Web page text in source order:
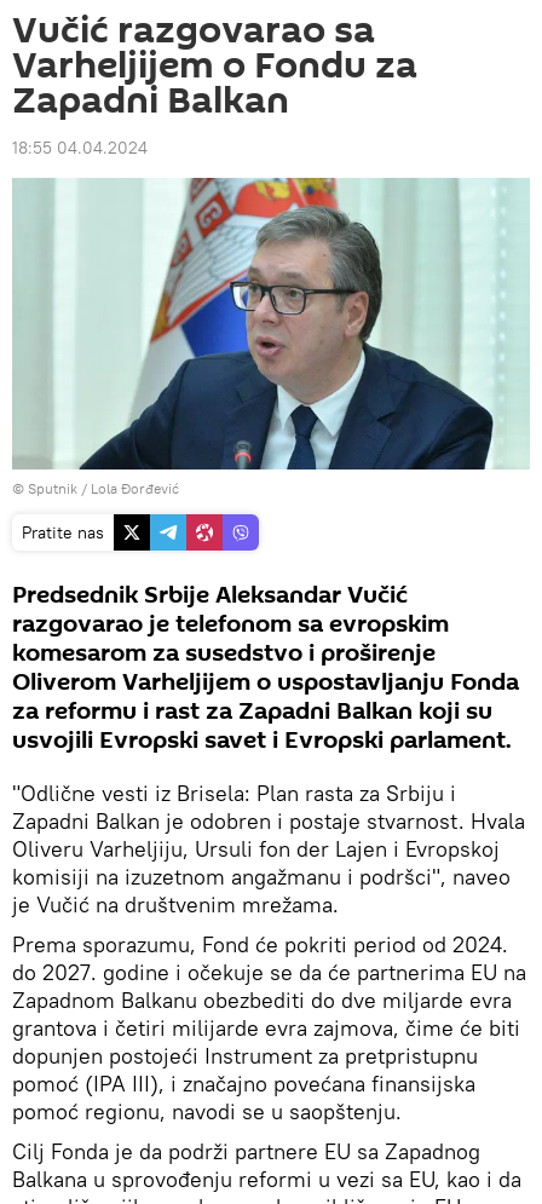
Vučić razgovarao sa
Varheljijem o Fondu za
Zapadni Balkan
18:55 04.04.2024
© Sputnik / Lola Đorđević
Pratite nas
Predsednik Srbije Aleksandar Vučić
razgovarao je telefonom sa evropskim
komesarom za susedstvo i proširenje
Oliverom Varheljijem o uspostavljanju Fonda
za reformu i rast za Zapadni Balkan koji su
usvojili Evropski savet i Evropski parlament.
"Odlične vesti iz Brisela: Plan rasta za Srbiju i
Zapadni Balkan je odobren i postaje stvarnost. Hvala
Oliveru Varheljiju, Ursuli fon der Lajen i Evropskoj
komisiji na izuzetnom angažmanu i podršci", naveo
je Vučić na društvenim mrežama.
Prema sporazumu, Fond će pokriti period od 2024.
do 2027. godine i očekuje se da će partnerima EU na
Zapadnom Balkanu obezbediti do dve miljarde evra
grantova i četiri milijarde evra zajmova, čime će biti
dopunjen postojeći Instrument za pretpristupnu
pomoć (IPA III), i značajno povećana finansijska
pomoć regionu, navodi se u saopštenju.
Cilj Fonda je da podrži partnere EU sa Zapadnog
Balkana u sprovođenju reformi u vezi sa EU, kao i da